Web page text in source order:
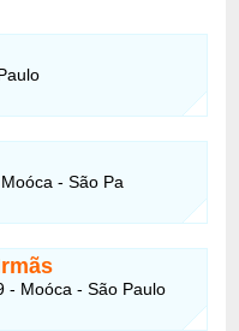
- São Pa
- Moóca - São Paulo